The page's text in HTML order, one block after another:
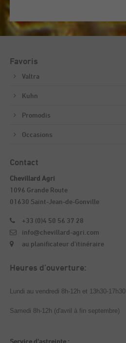
Favoris
Valtra
Kuhn
Promodis
Occasions
Contact
Chevillard Agri
1096 Grande Route
01630 Saint-Jean-de-Gonville
+33 (0)4 50 56 37 28
info@chevillard-agri.com
au planificateur d'itinéraire
Heures d’ouverture:
Lundi au vendredi 8h-12h et 13h30-17h30
Samedi 8h-12h (d'avril à fin septembre)
Service d'astreinte :